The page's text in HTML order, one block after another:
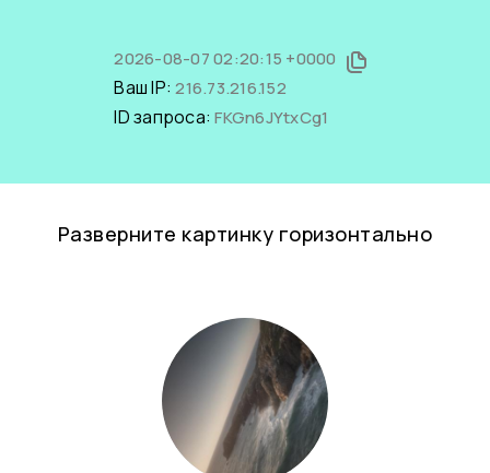
2026-08-07 02:20:15 +0000
Ваш IP:216.73.216.152
ID запроса:FKGn6JYtxCg1
Разверните картинку горизонтально